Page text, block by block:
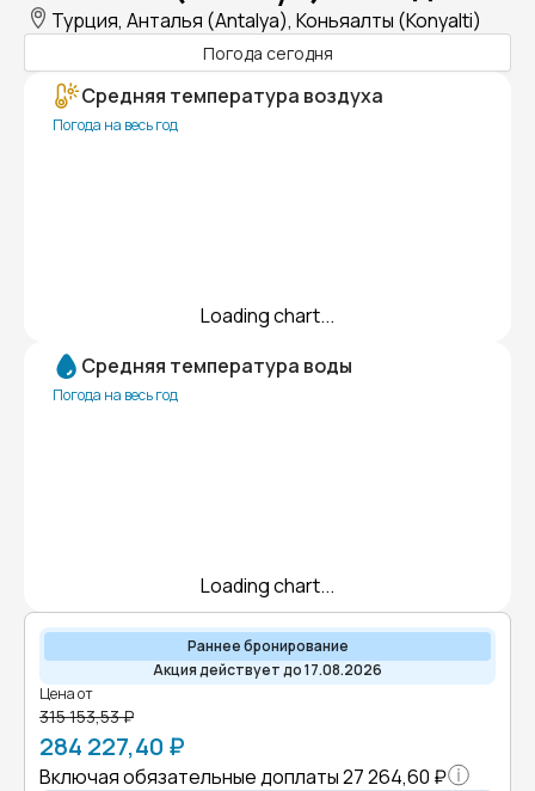
Турция, Анталья (Antalya), Коньяалты (Konyalti)
Погода сегодня
Средняя температура воздуха
Погода на весь год
Loading chart...
Средняя температура воды
Погода на весь год
Loading chart...
Раннее бронирование
Акция действует до 17.08.2026
Цена от
315 153,53 ₽
284 227,40 ₽
Включая обязательные доплаты27 264,60 ₽